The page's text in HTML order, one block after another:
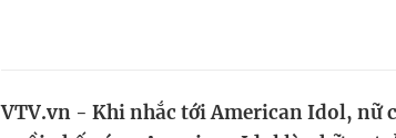
Làm đẹp
VTV.vn - Khi nhắc tới American Idol, nữ